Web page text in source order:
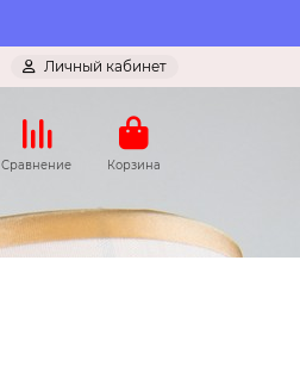
Личный кабинет
Сравнение Корзина